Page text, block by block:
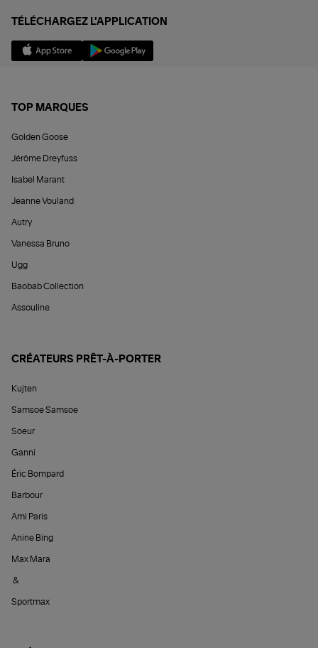
TÉLÉCHARGEZ L'APPLICATION
TOP MARQUES
Golden Goose
Jérôme Dreyfuss
Isabel Marant
Jeanne Vouland
Autry
Vanessa Bruno
Ugg
Baobab Collection
Assouline
CRÉATEURS PRÊT-À-PORTER
Kujten
Samsoe Samsoe
Soeur
Ganni
Éric Bompard
Barbour
Ami Paris
Anine Bing
Max Mara
&
Sportmax